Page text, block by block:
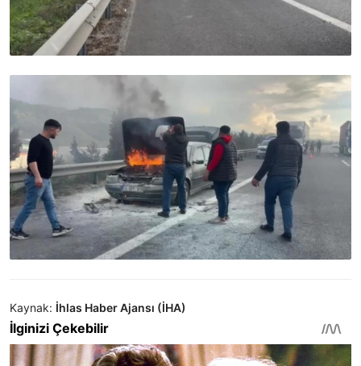
Kaynak: İhlas Haber Ajansı (İHA)